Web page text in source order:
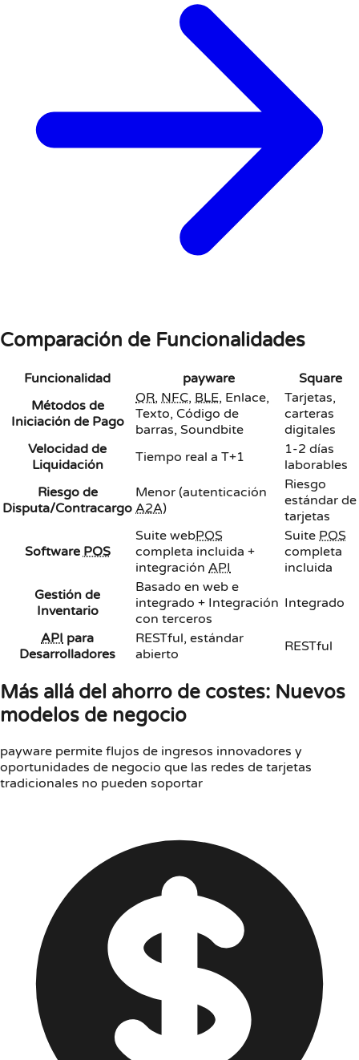
Comparación de Funcionalidades
Funcionalidad payware
Square
Métodos de
Iniciación de Pago
QR, NFC, BLE, Enlace,
Texto, Código de
barras, Soundbite
Tarjetas,
carteras
digitales
Velocidad de
Liquidación
Tiempo real a T+1
1-2 días
laborables
Riesgo de
Disputa/Contracargo
Menor (autenticación
A2A)
Riesgo
estándar de
tarjetas
SoftwarePOS
Suite webPOS
completa incluida +
integración API
Suite POS
completa
incluida
Gestión de
Inventario
Basado en web e
integrado + Integración
con terceros
Integrado
API para
Desarrolladores
RESTful, estándar
abierto
RESTful
Más allá del ahorro de costes: Nuevos
modelos de negocio
payware permite flujos de ingresos innovadores y
oportunidades de negocio que las redes de tarjetas
tradicionales no pueden soportar